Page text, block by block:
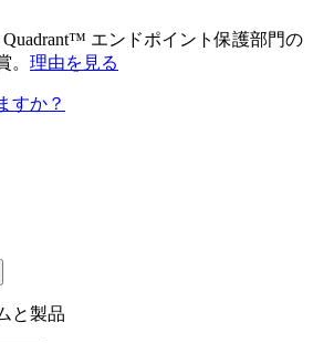
Quadrant™ エンドポイント保護部門の
。 理由を見る
すか？
と製品